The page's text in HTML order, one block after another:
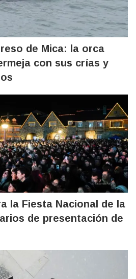
de Mica: la orca
con sus crías y
la Fiesta Nacional de la
de presentación de